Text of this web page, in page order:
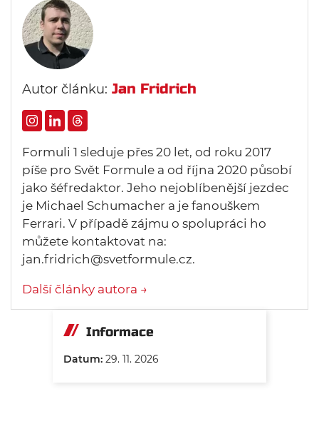
Autor článku: Jan Fridrich
Formuli 1 sleduje přes 20 let, od roku 2017
píše pro Svět Formule a od října 2020 působí
jako šéfredaktor. Jeho nejoblíbenější jezdec
je Michael Schumacher a je fanouškem
Ferrari. V případě zájmu o spolupráci ho
můžete kontaktovat na:
jan.fridrich@svetformule.cz.
Další články autora →
Informace
Datum: 29. 11. 2026